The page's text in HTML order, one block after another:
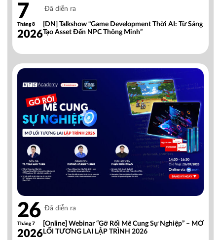
7
Tháng 8
2026
Đã diễn ra
[DN] Talkshow “Game Development Thời AI: Từ Sáng
Tạo Asset Đến NPC Thông Minh”
26
Tháng 7
2026
Đã diễn ra
[Online] Webinar “Gỡ Rối Mê Cung Sự Nghiệp” – MỞ
LỐI TƯƠNG LAI LẬP TRÌNH 2026